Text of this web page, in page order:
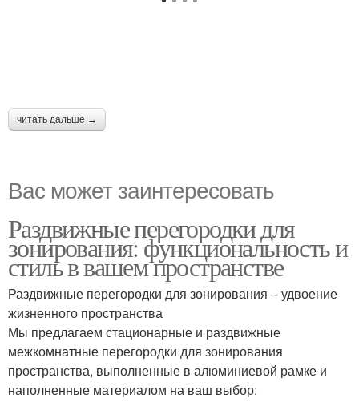
читать дальше →
Вас может заинтересовать
Раздвижные перегородки для
зонирования: функциональность и
стиль в вашем пространстве
Раздвижные перегородки для зонирования – удвоение
жизненного пространства
Мы предлагаем стационарные и раздвижные
межкомнатные перегородки для зонирования
пространства, выполненные в алюминиевой рамке и
наполненные материалом на ваш выбор: